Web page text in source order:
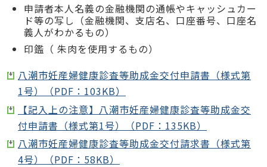
申請者本人名義の金融機関の通帳やキャッシュカー
ド等の写し（金融機関、支店名、口座番号、口座名
義人がわかるもの）
印鑑（ 朱肉を使用するもの）
八潮市妊産婦健康診査等助成金交付申請書（様式第
1号）（PDF：103KB）
【記入上の注意】八潮市妊産婦健康診査等助成金交
付申請書（様式第1号）（PDF：135KB）
八潮市妊産婦健康診査等助成金交付請求書（様式第
4号）（PDF：58KB）